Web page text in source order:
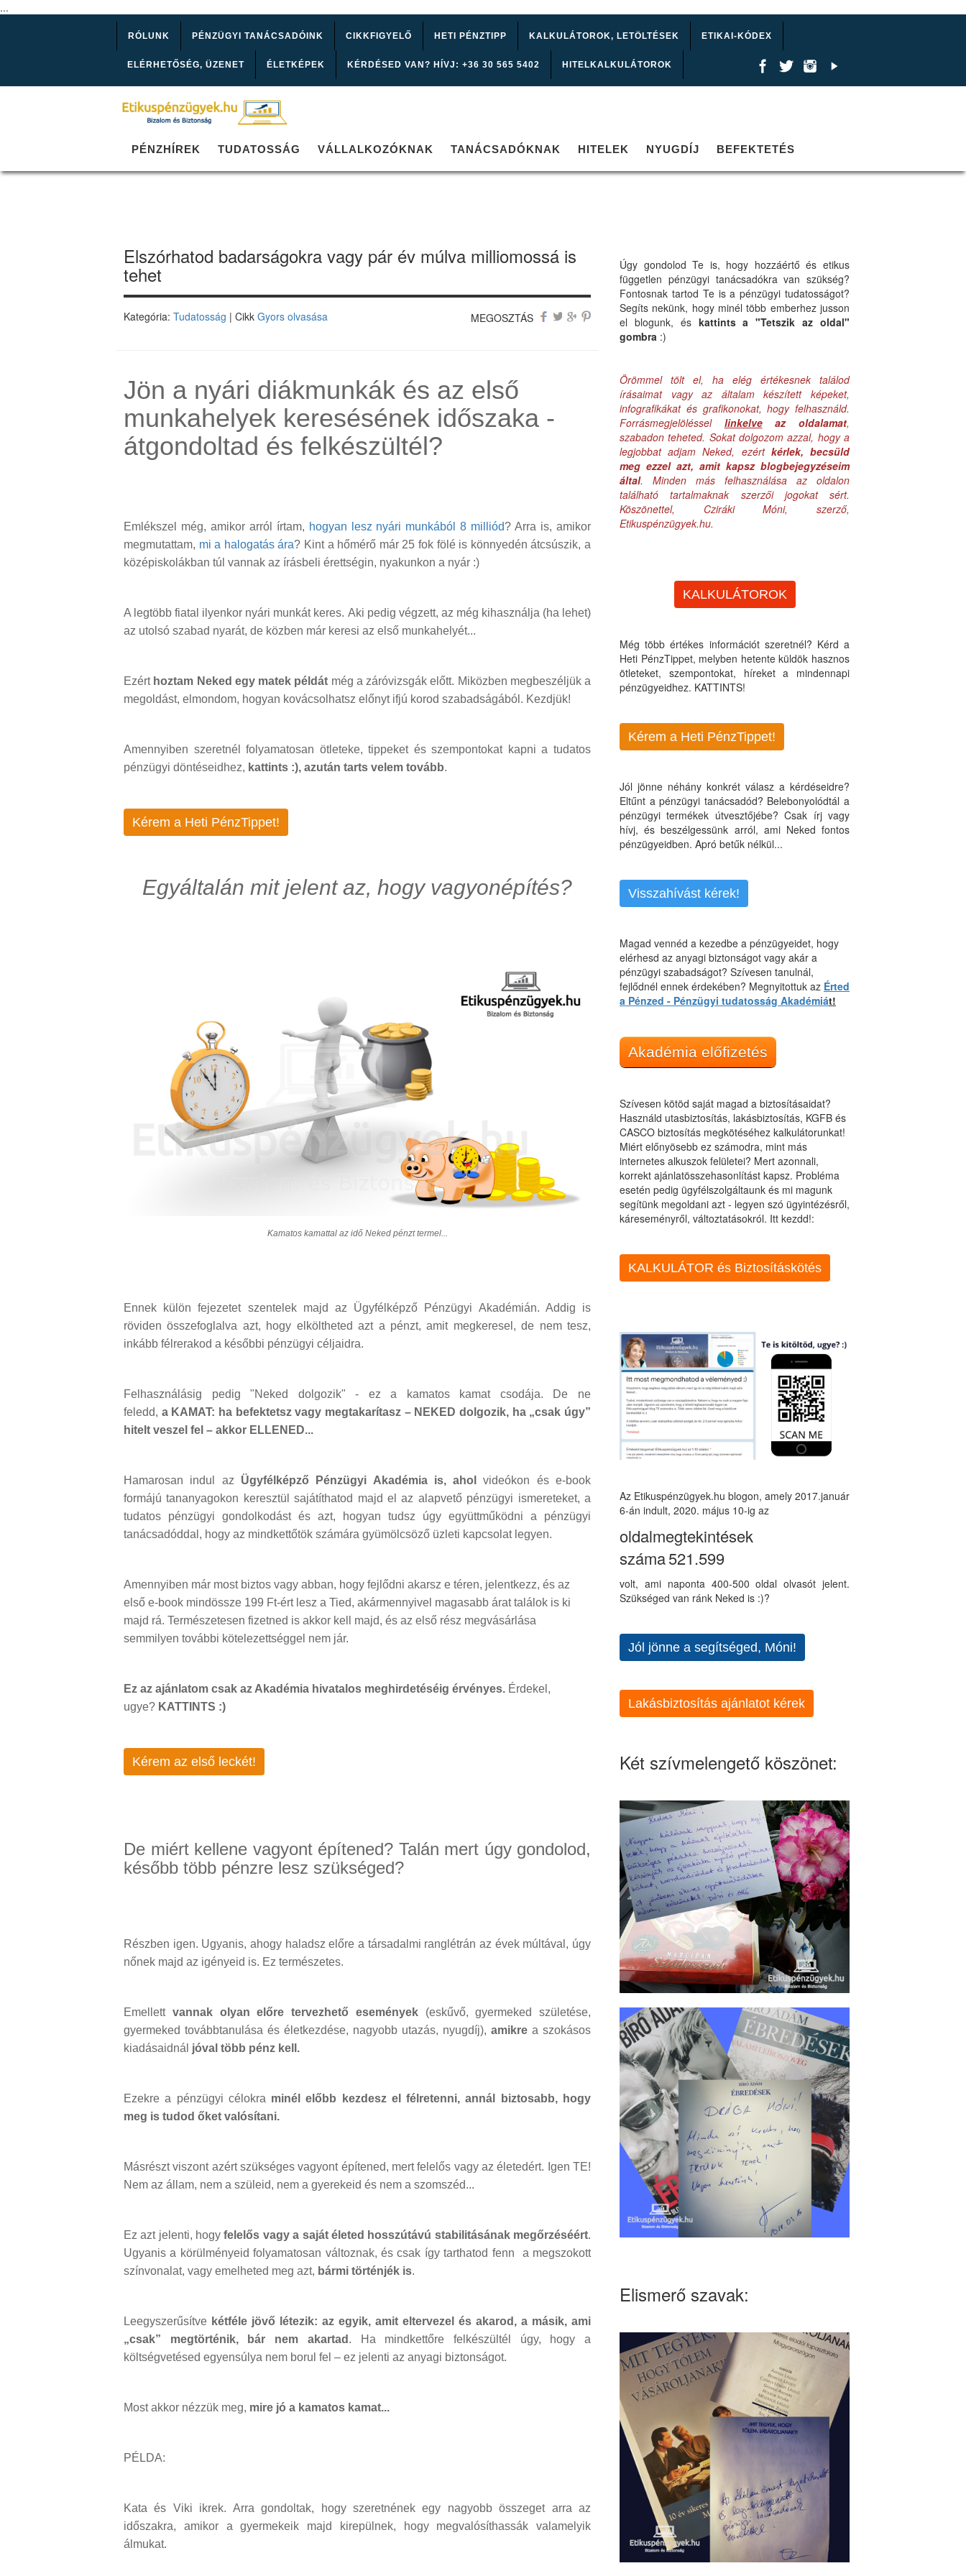
...
RÓLUNK PÉNZÜGYI TANÁCSADÓINK CIKKFIGYELŐ HETI PÉNZTIPP KALKULÁTOROK, LETÖLTÉSEK ETIKAI-KÓDEX
ELÉRHETŐSÉG, ÜZENET ÉLETKÉPEK KÉRDÉSED VAN? HÍVJ: +36 30 565 5402 HITELKALKULÁTOROK
PÉNZHÍREK TUDATOSSÁG VÁLLALKOZÓKNAK TANÁCSADÓKNAK HITELEK NYUGDÍJ BEFEKTETÉS
Elszórhatod badarságokra vagy pár év múlva milliomossá is
tehet
Kategória: Tudatosság | Cikk Gyors olvasása MEGOSZTÁS
Jön a nyári diákmunkák és az első
munkahelyek keresésének időszaka -
átgondoltad és felkészültél?
Emlékszel még, amikor arról írtam, hogyan lesz nyári munkából 8 milliód? Arra is, amikor
megmutattam, mi a halogatás ára? Kint a hőmérő már 25 fok fölé is könnyedén átcsúszik, a
középiskolákban túl vannak az írásbeli érettségin, nyakunkon a nyár :)
A legtöbb fiatal ilyenkor nyári munkát keres. Aki pedig végzett, az még kihasználja (ha lehet)
az utolsó szabad nyarát, de közben már keresi az első munkahelyét...
Ezért hoztam Neked egy matek példát még a záróvizsgák előtt. Miközben megbeszéljük a
megoldást, elmondom, hogyan kovácsolhatsz előnyt ifjú korod szabadságából. Kezdjük!
Amennyiben szeretnél folyamatosan ötleteke, tippeket és szempontokat kapni a tudatos
pénzügyi döntéseidhez, kattints :), azután tarts velem tovább.
Kérem a Heti PénzTippet!
Egyáltalán mit jelent az, hogy vagyonépítés?
Kamatos kamattal az idő Neked pénzt termel...
Ennek külön fejezetet szentelek majd az Ügyfélképző Pénzügyi Akadémián. Addig is
röviden összefoglalva azt, hogy elköltheted azt a pénzt, amit megkeresel, de nem tesz,
inkább félrerakod a későbbi pénzügyi céljaidra.
Felhasználásig pedig "Neked dolgozik" - ez a kamatos kamat csodája. De ne
feledd, a KAMAT: ha befektetsz vagy megtakarítasz – NEKED dolgozik, ha „csak úgy”
hitelt veszel fel – akkor ELLENED...
Hamarosan indul az Ügyfélképző Pénzügyi Akadémia is, ahol
videókon és e-book
formájú tananyagokon keresztül sajátíthatod majd el az alapvető pénzügyi ismereteket, a
tudatos pénzügyi gondolkodást és azt, hogyan tudsz úgy együttműködni a pénzügyi
tanácsadóddal, hogy az mindkettőtök számára gyümölcsöző üzleti kapcsolat legyen.
Amennyiben már most biztos vagy abban, hogy fejlődni akarsz e téren, jelentkezz, és az
első e-book mindössze 199 Ft-ért lesz a Tied, akármennyivel magasabb árat találok is ki
majd rá. Természetesen fizetned is akkor kell majd, és az első rész megvásárlása
semmilyen további kötelezettséggel nem jár.
Ez az ajánlatom csak az Akadémia hivatalos meghirdetéséig érvényes. Érdekel,
ugye? KATTINTS :)
Kérem az első leckét!
De miért kellene vagyont építened? Talán mert úgy gondolod,
később több pénzre lesz szükséged?
Részben igen. Ugyanis, ahogy haladsz előre a társadalmi ranglétrán az évek múltával, úgy
nőnek majd az igényeid is. Ez természetes.
Emellett vannak olyan előre tervezhető események(eskűvő, gyermeked születése,
gyermeked továbbtanulása és életkezdése, nagyobb utazás, nyugdíj), amikre a szokásos
kiadásaidnál jóval több pénz kell.
Ezekre a pénzügyi célokra minél előbb kezdesz el félretenni, annál biztosabb, hogy
meg is tudod őket valósítani.
Másrészt viszont azért szükséges vagyont építened, mert felelős vagy az életedért. Igen TE!
Nem az állam, nem a szüleid, nem a gyerekeid és nem a szomszéd...
Ez azt jelenti, hogyfelelős vagy a saját életed hosszútávú stabilitásának megőrzéséért.
Ugyanis a körülményeid folyamatosan változnak, és csak így tarthatod fenn a megszokott
színvonalat, vagy emelheted meg azt, bármi történjék is.
Leegyszerűsítve kétféle jövő létezik: az egyik, amit eltervezel és akarod, a másik, ami
„csak” megtörténik, bár nem akartad . Ha mindkettőre felkészültél úgy, hogy a
költségvetésed egyensúlya nem borul fel – ez jelenti az anyagi biztonságot.
Most akkor nézzük meg, mire jó a kamatos kamat...
PÉLDA:
Kata és Viki ikrek. Arra gondoltak, hogy szeretnének egy nagyobb összeget arra az
időszakra, amikor a gyermekeik majd kirepülnek, hogy megvalósíthassák valamelyik
álmukat.
Úgy gondolod Te is, hogy hozzáértő és etikus
független pénzügyi tanácsadókra van szükség?
Fontosnak tartod Te is a pénzügyi tudatosságot?
Segíts nekünk, hogy minél több emberhez jusson
el blogunk, és kattints a "Tetszik az oldal"
gombra :)
Örömmel tölt el, ha elég értékesnek találod
írásaimat vagy az általam készített képeket,
infografikákat és grafikonokat, hogy felhasználd.
Forrásmegjelöléssel linkelveaz oldalamat,
szabadon teheted. Sokat dolgozom azzal, hogy a
legjobbat adjam Neked, ezért kérlek, becsüld
meg ezzel azt, amit kapsz blogbejegyzéseim
által. Minden más felhasználása az oldalon
található tartalmaknak szerzői jogokat sért.
Köszönettel, Cziráki Móni, szerző,
Etikuspénzügyek.hu.
KALKULÁTOROK
Még több értékes információt szeretnél? Kérd a
Heti PénzTippet, melyben hetente küldök hasznos
ötleteket, szempontokat, híreket a mindennapi
pénzügyeidhez. KATTINTS!
Kérem a Heti PénzTippet!
Jól jönne néhány konkrét válasz a kérdéseidre?
Eltűnt a pénzügyi tanácsadód? Belebonyolódtál a
pénzügyi termékek útvesztőjébe? Csak írj vagy
hívj, és beszélgessünk arról, ami Neked fontos
pénzügyeidben. Apró betűk nélkül...
Visszahívást kérek!
Magad vennéd a kezedbe a pénzügyeidet, hogy
elérhesd az anyagi biztonságot vagy akár a
pénzügyi szabadságot? Szívesen tanulnál,
fejlődnél ennek érdekében? Megnyitottuk az Érted
a Pénzed - Pénzügyi tudatosság Akadémiát!
Akadémia előfizetés
Szívesen kötöd saját magad a biztosításaidat?
Használd utasbiztosítás, lakásbiztosítás, KGFB és
CASCO biztosítás megkötéséhez kalkulátorunkat!
Miért előnyösebb ez számodra, mint más
internetes alkuszok felületei? Mert azonnali,
korrekt ajánlatösszehasonlítást kapsz. Probléma
esetén pedig ügyfélszolgáltaunk és mi magunk
segítünk megoldani azt - legyen szó ügyintézésről,
káreseményről, változtatásokról. Itt kezdd!:
KALKULÁTOR és Biztosításkötés
Az Etikuspénzügyek.hu blogon, amely 2017.január
6-án indult, 2020. május 10-ig az
oldalmegtekintések
száma521.599
volt, ami naponta 400-500 oldal olvasót jelent.
Szükséged van ránk Neked is :)?
Jól jönne a segítséged, Móni!
Lakásbiztosítás ajánlatot kérek
Két szívmelengető köszönet:
Elismerő szavak: